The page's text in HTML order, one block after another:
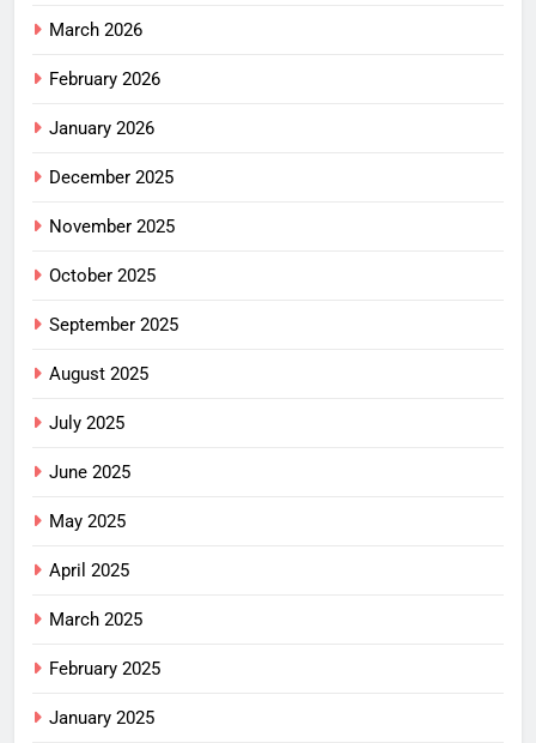
March 2026
February 2026
January 2026
December 2025
November 2025
October 2025
September 2025
August 2025
July 2025
June 2025
May 2025
April 2025
March 2025
February 2025
January 2025